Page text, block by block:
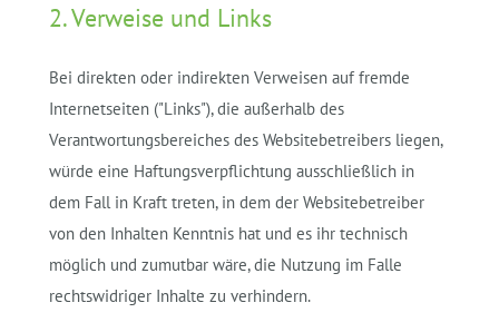
2. Verweise und Links
Bei direkten oder indirekten Verweisen auf fremde
Internetseiten ("Links"), die außerhalb des
Verantwortungsbereiches des Websitebetreibers liegen,
würde eine Haftungsverpflichtung ausschließlich in
dem Fall in Kraft treten, in dem der Websitebetreiber
von den Inhalten Kenntnis hat und es ihr technisch
möglich und zumutbar wäre, die Nutzung im Falle
rechtswidriger Inhalte zu verhindern.